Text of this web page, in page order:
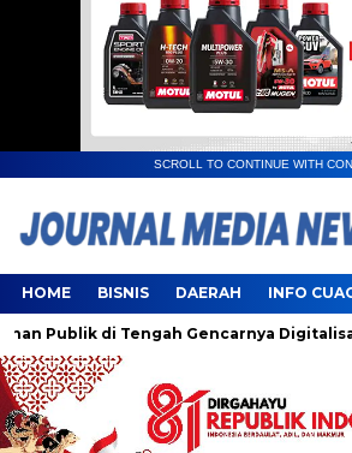
SCROLL TO CONTINUE WITH
HOME BISNIS DAERAH INFO
Publik di Tengah Gencarnya Digitalisasi